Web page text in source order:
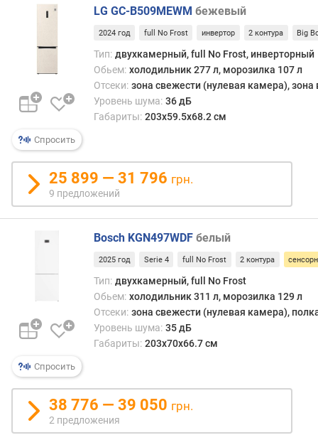
х
а
н
е
и
я
х
о
л
о
о
щ
о
с
т
ь
з
Спросить
LG GC-B509MEWM бежевый
2024 год full No Frost инвертор 2 контура Big
Тип: двухкамерный, full No Frost, инверторный
Обьем: холодильник 277 л, морозилка 107 л
Отсеки: зона свежести (нулевая камера),
Уровень шума: 36 дБ
Габариты: 203x59.5x68.2 см
25 899 — 31 796 грн.
9 предложений
Спросить
Bosch KGN497WDF белый
2025 год Serie 4 full No Frost 2 контура
Тип: двухкамерный, full No Frost
Обьем: холодильник 311 л, морозилка 129 л
Отсеки: зона свежести (нулевая камера),
Уровень шума: 35 дБ
Габариты: 203х70х66.7 см
38 776 — 39 050 грн.
2 предложения